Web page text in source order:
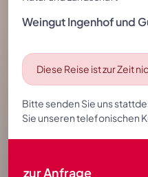
Weingut Ingenhof und
Diese Reise ist zur Zeit
Bitte senden Sie uns
Sie unseren telefonischen
zur Anfrage